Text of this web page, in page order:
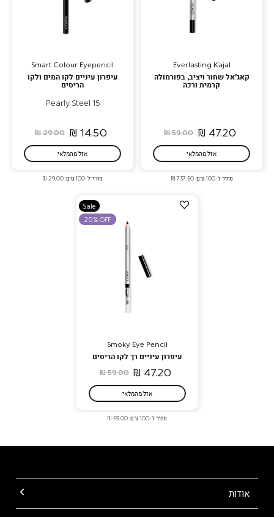
Everlasting Kajal
קאג’אל שחור ויציב, בפורמולה
קרמית ורכה
47.20 ₪
59.00 ₪
אזל מהמלאי
מחיר ל-100 גרם: 737.50 ₪
Smart Colour Eyepencil
עיפרון עיניים לקו המים ולקו
הריסים
15 Pearly Steel
14.50 ₪
29.00 ₪
אזל מהמלאי
מחיר ל-100 גרם: 29.00 ₪
הוספה
Sale
20% OFF
Smoky Eye Pencil
עיפרון עיניים רך לקו הריסים
47.20 ₪
59.00 ₪
אזל מהמלאי
מחיר ל-100 גרם: 59.00 ₪
אודות